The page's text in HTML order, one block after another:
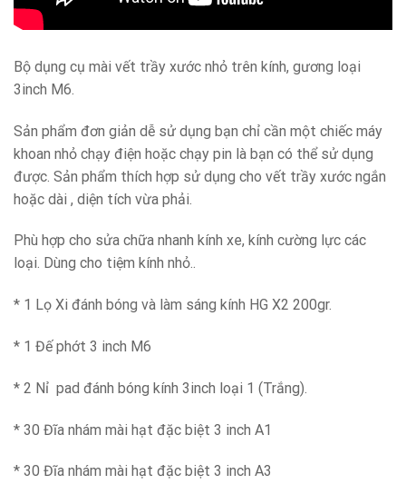
Bộ dụng cụ mài vết trầy xước nhỏ trên kính, gương loại
3inch M6.
Sản phẩm đơn giản dễ sử dụng bạn chỉ cần một chiếc máy
khoan nhỏ chạy điện hoặc chạy pin là bạn có thể sử dụng
được. Sản phẩm thích hợp sử dụng cho vết trầy xước ngắn
hoặc dài , diện tích vừa phải.
Phù hợp cho sửa chữa nhanh kính xe, kính cường lực các
loại. Dùng cho tiệm kính nhỏ..
* 1 Lọ Xi đánh bóng và làm sáng kính HG X2 200gr.
* 1 Đế phớt 3 inch M6
* 2 Nỉ pad đánh bóng kính 3inch loại 1 (Trắng).
* 30 Đĩa nhám mài hạt đặc biệt 3 inch A1
* 30 Đĩa nhám mài hạt đặc biệt 3 inch A3